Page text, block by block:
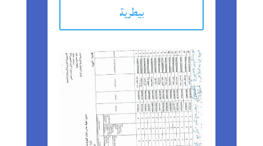
بيطرية